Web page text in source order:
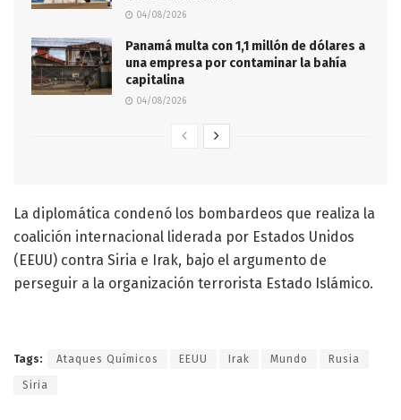
04/08/2026
Panamá multa con 1,1 millón de dólares a
una empresa por contaminar la bahía
capitalina
04/08/2026
La diplomática condenó los bombardeos que realiza la
coalición internacional liderada por Estados Unidos
(EEUU) contra Siria e Irak, bajo el argumento de
perseguir a la organización terrorista Estado Islámico.
Tags: Ataques Químicos EEUU Irak Mundo Rusia
Siria